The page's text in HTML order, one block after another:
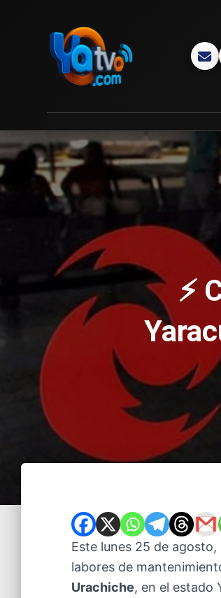
⚡
Este lunes 25 de
labores de
Urachiche, en el estado